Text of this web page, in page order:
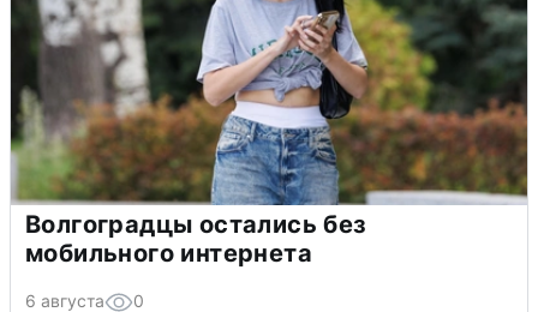
Волгоградцы остались без
мобильного интернета
6 августа 0